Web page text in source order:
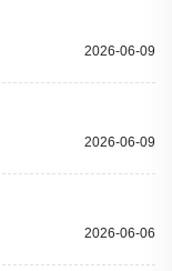
2026-06-09
2026-06-09
2026-06-06